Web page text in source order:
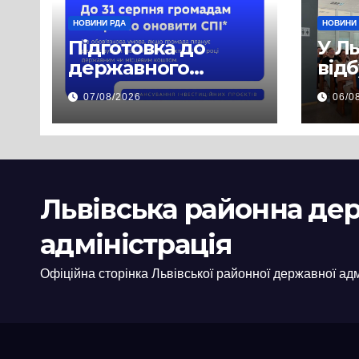
НОВИНИ РДА
Підготовка до
державного
фінансування на
2027 рік уже
триває
07/08/2026
НОВИНИ
У
06/
Львівська районна
адміністрація
Офіційна сторінка Львівської районної державної